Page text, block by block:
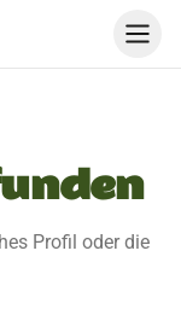
Profil oder die